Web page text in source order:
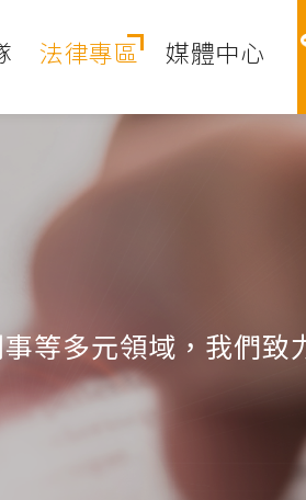
法律專區 媒體中心
等多元領域，我們致